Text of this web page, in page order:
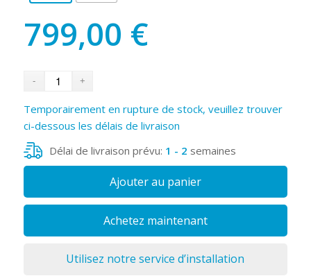
799,00 €
Temporairement en rupture de stock, veuillez trouver
ci-dessous les délais de livraison
Délai de livraison prévu: 1 - 2 semaines
Ajouter au panier
Achetez maintenant
Utilisez notre service d’installation